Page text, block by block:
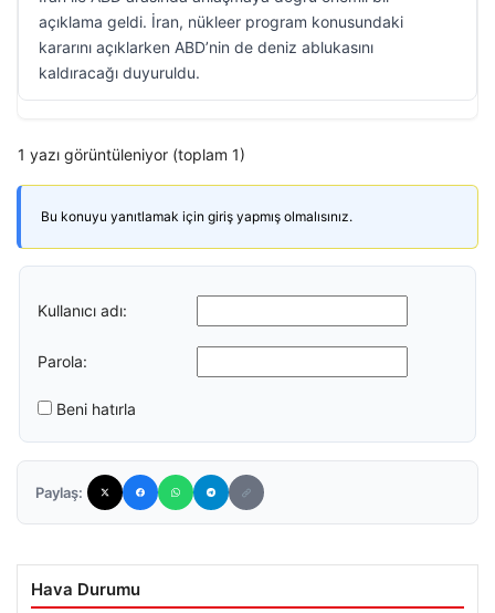
açıklama geldi. İran, nükleer program konusundaki
kararını açıklarken ABD’nin de deniz ablukasını
kaldıracağı duyuruldu.
1 yazı görüntüleniyor (toplam 1)
Bu konuyu yanıtlamak için giriş yapmış olmalısınız.
Kullanıcı adı:
Parola:
Beni hatırla
Paylaş:
Hava Durumu